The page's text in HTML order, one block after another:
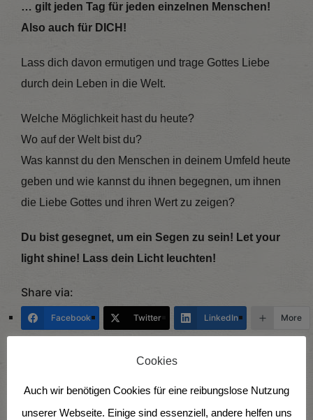
… gilt jeden Tag für jeden einzelnen Menschen!
Also auch für DICH!
Lass dich davon ermutigen und trage Gottes Liebe
durch dein Leben in die Welt.
Welche Möglichkeit hast du heute?
Wo auf der Welt bist du?
Was kannst du den Menschen in deinem Umfeld heute
geben und wie kannst du ihnen begegnen, um ihnen
die Liebe Gottes und ihren Wert zu zeigen?
Du bist gesegnet, um ein Segen zu sein! Let your
light shine! Lass dein Licht leuchten!
Share via:
Facebook Twitter LinkedIn More
Cookies
Auch wir benötigen Cookies für eine reibungslose Nutzung
unserer Webseite. Einige sind essenziell, andere helfen uns